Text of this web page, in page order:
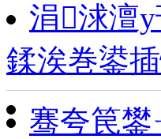
涓浗澶
鍒涘巻鍙
骞夸笢